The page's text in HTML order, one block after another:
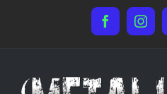
Facebook